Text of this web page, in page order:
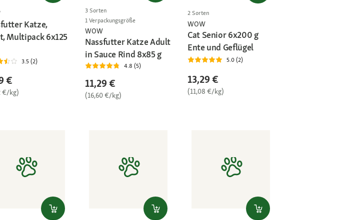
Katze,
Multipack 6x125
3.5 (2)
€
€/kg)
3 Sorten
1 Verpackungsgröße
WOW
Nassfutter Katze Adult
in Sauce Rind 8x85 g
4.8 (5)
11,29 €
(16,60 €/kg)
2 Sorten
WOW
Cat Senior 6x200 g
Ente und Geflügel
5.0 (2)
13,29 €
(11,08 €/kg)